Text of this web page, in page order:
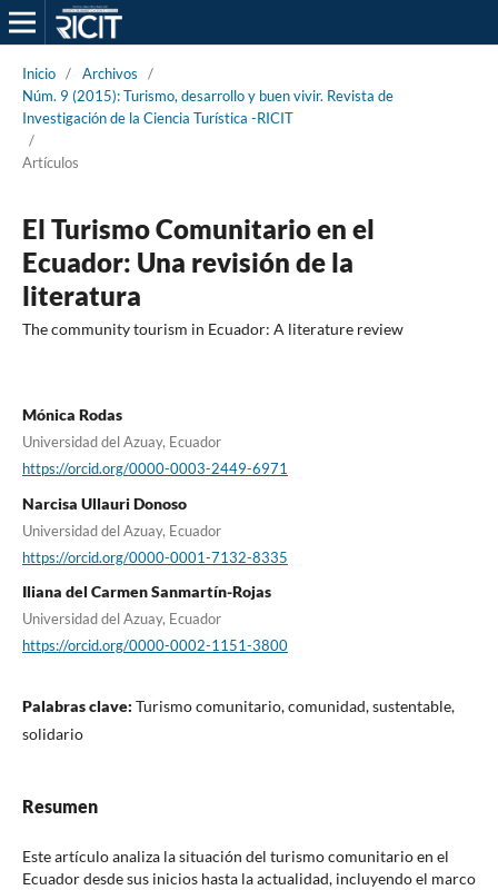
Inicio / Archivos
/
Núm. 9 (2015): Turismo, desarrollo y buen vivir. Revista de
Investigación de la Ciencia Turística -RICIT
/
Artículos
El Turismo Comunitario en el
Ecuador: Una revisión de la
literatura
The community tourism in Ecuador: A literature review
Mónica Rodas
Universidad del Azuay, Ecuador
https://orcid.org/0000-0003-2449-6971
Narcisa Ullauri Donoso
Universidad del Azuay, Ecuador
https://orcid.org/0000-0001-7132-8335
Iliana del Carmen Sanmartín-Rojas
Universidad del Azuay, Ecuador
https://orcid.org/0000-0002-1151-3800
Palabras clave: Turismo comunitario, comunidad, sustentable,
solidario
Resumen
Este artículo analiza la situación del turismo comunitario en el
Ecuador desde sus inicios hasta la actualidad, incluyendo el marco